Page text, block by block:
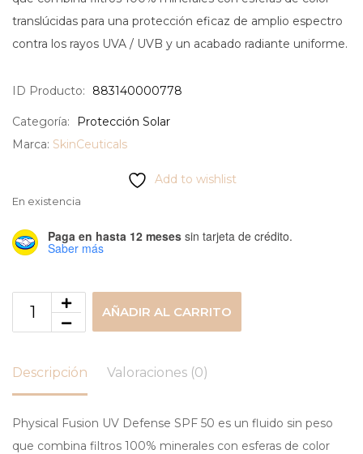
translúcidas para una protección eficaz de amplio espectro
contra los rayos UVA / UVB y un acabado radiante uniforme.
ID Producto: 883140000778
Categoría:
Protección Solar
Marca: SkinCeuticals
Add to wishlist
En existencia
Paga en hasta 12 meses sin tarjeta de crédito.
Saber más
AÑADIR AL CARRITO
Descripción Valoraciones (0)
Physical Fusion UV Defense SPF 50 es un fluido sin peso
que combina filtros 100% minerales con esferas de color